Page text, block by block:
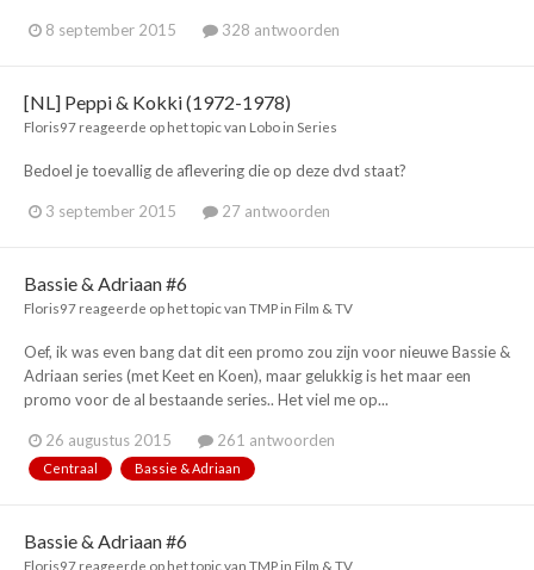
8 september 2015 328 antwoorden
[NL] Peppi & Kokki (1972-1978)
Floris97 reageerde op het topic van Lobo in Series
Bedoel je toevallig de aflevering die op deze dvd staat?
3 september 2015 27 antwoorden
Bassie & Adriaan #6
Floris97 reageerde op het topic van TMP in Film & TV
Oef, ik was even bang dat dit een promo zou zijn voor nieuwe Bassie &
Adriaan series (met Keet en Koen), maar gelukkig is het maar een
promo voor de al bestaande series.. Het viel me op...
26 augustus 2015 261 antwoorden
Centraal Bassie & Adriaan
Bassie & Adriaan #6
Floris97 reageerde op het topic van TMP in Film & TV